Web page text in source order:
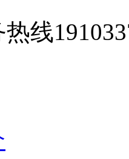
热线